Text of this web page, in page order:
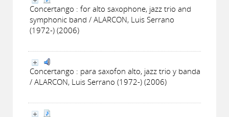
Concertango : for alto saxophone, jazz trio and
symphonic band / ALARCON, Luis Serrano
(1972-) (2006)
Concertango : para saxofon alto, jazz trio y banda
/ ALARCON, Luis Serrano (1972-) (2006)